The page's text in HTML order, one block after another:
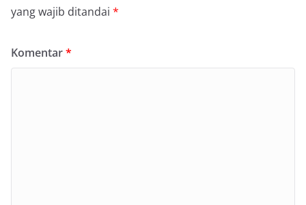
yang wajib ditandai *
Komentar*